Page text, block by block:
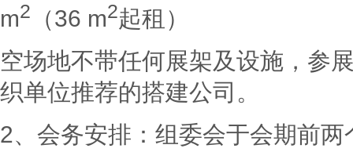
m2 （36 m2起租）
空场地不带任何展架及设施，参
织单位推荐的搭建公司。
2、会务安排：组委会于会期前